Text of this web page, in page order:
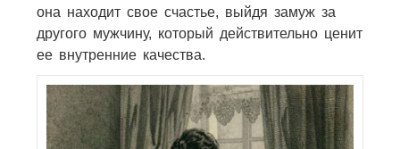
она находит свое счастье, выйдя замуж за
другого мужчину, который действительно ценит
ее внутренние качества.